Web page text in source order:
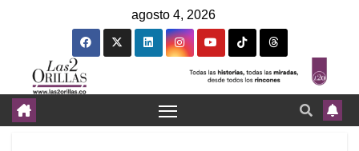
agosto 4, 2026